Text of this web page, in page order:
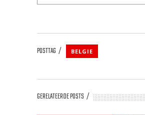
POSTTAG BELGIE
GERELATEERDE POSTS